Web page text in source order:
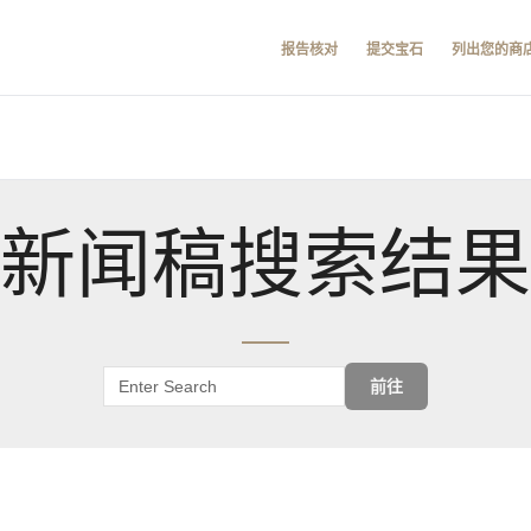
报告核对 提交宝石 列出您的商
新闻稿搜索结果
前往